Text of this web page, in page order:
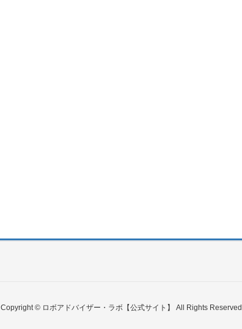
Copyright © ロボアドバイザー・ラボ【公式サイト】 All Rights Reserved.